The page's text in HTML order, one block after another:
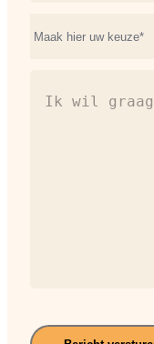
(Vereist)